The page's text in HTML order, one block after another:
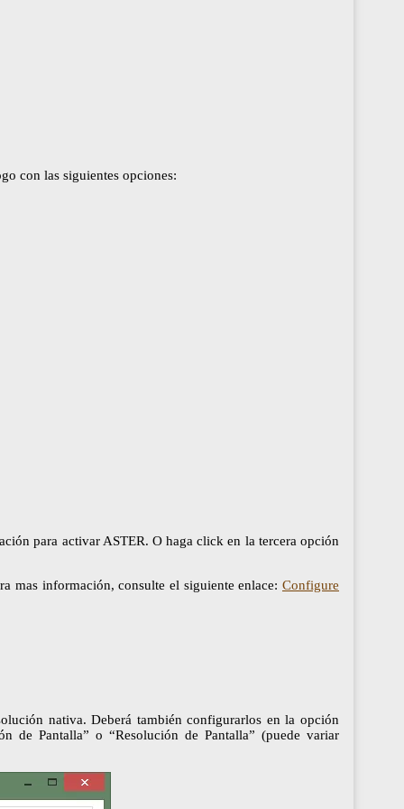
con las siguientes opciones:
para activar ASTER. O haga click en la tercera opción
mas información, consulte el siguiente enlace: Configure
nativa. Deberá también configurarlos en la opción
de Pantalla” o “Resolución de Pantalla” (puede variar